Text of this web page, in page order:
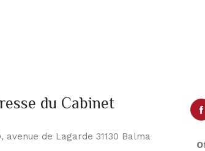
du Cabinet
avenue de Lagarde 31130 Balma